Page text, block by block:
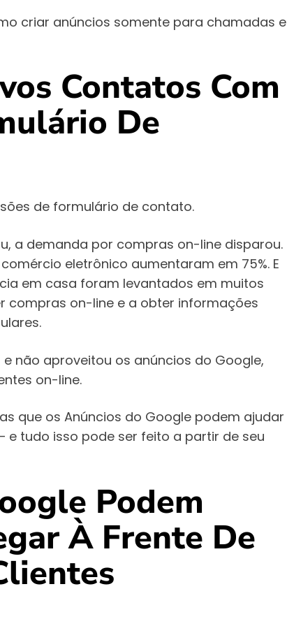
criar anúncios somente para chamadas e
Contatos Com
De
de formulário de contato.
a demanda por compras on-line disparou.
eletrônico aumentaram em 75%. E
em casa foram levantados em muitos
compras on-line e a obter informações
não aproveitou os anúncios do Google,
on-line.
que os Anúncios do Google podem ajudar
e tudo isso pode ser feito a partir de seu
Podem
À Frente De